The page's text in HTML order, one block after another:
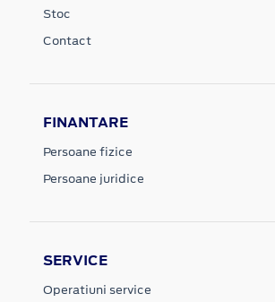
Stoc
Contact
FINANTARE
Persoane fizice
Persoane juridice
SERVICE
Operatiuni service